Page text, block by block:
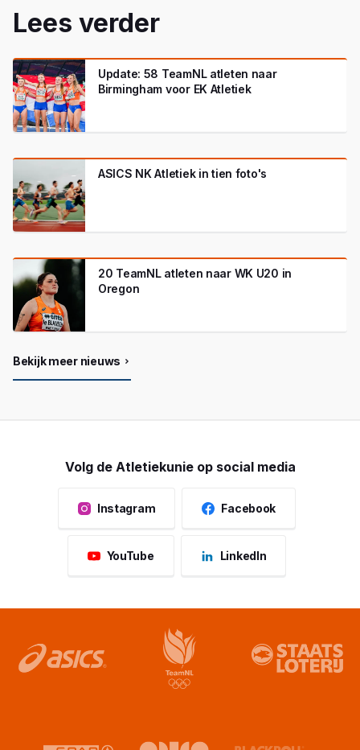
Lees verder
Update: 58 TeamNL atleten naar
Birmingham voor EK Atletiek
ASICS NK Atletiek in tien foto's
20 TeamNL atleten naar WK U20 in
Oregon
Bekijk meer nieuws
Volg de Atletiekunie op social media
Instagram Facebook
YouTube LinkedIn